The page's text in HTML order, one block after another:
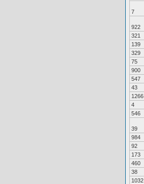
7
922
321
139
329
75
900
547
43
1266
4
546
39
984
92
173
460
38
1032